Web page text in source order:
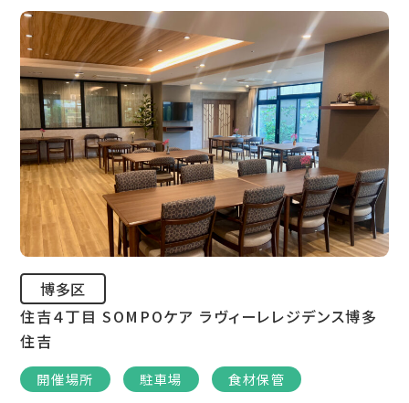
博多区
住吉４丁目 SOMPOケア ラヴィーレレジデンス博多
住吉
開催場所 駐車場
食材保管